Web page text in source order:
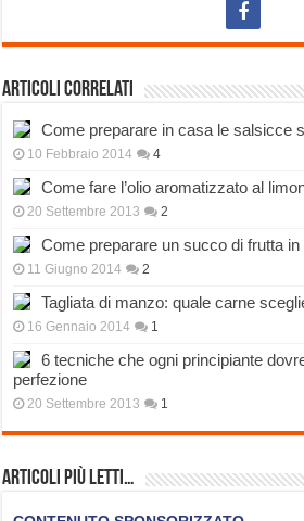
Articoli correlati
Come preparare in casa le salsicce
10 Febbraio 2014 4
Come fare l’olio aromatizzato al
20 Settembre 2013 2
Come preparare un succo di frutta
11 Giugno 2014 2
Tagliata di manzo: quale carne
16 Gennaio 2014 1
6 tecniche che ogni principiante
perfezione
20 Settembre 2013 1
Articoli più Letti…